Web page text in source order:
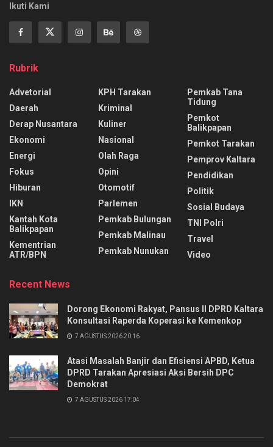
Ikuti Kami
Rubrik
Advetorial
Daerah
Derap Nusantara
Ekonomi
Energi
Fokus
Hiburan
IKN
Kantah Kota
Balikpapan
Kementrian
ATR/BPN
KPH Tarakan
Kriminal
Kuliner
Nasional
Olah Raga
Opini
Otomotif
Parlemen
Pemkab Bulungan
Pemkab Malinau
Pemkab Nunukan
Pemkab Tana
Tidung
Pemkot
Balikpapan
Pemkot Tarakan
Pemprov Kaltara
Pendidikan
Politik
Sosial Budaya
TNI Polri
Travel
Video
Recent News
Dorong Ekonomi Rakyat, Pansus II DPRD Kaltara
Konsultasi Raperda Koperasi ke Kemenkop
7 AGUSTUS 2026 20:16
Atasi Masalah Banjir dan Efisiensi APBD, Ketua
DPRD Tarakan Apresiasi Aksi Bersih DPC
Demokrat
7 AGUSTUS 2026 17:04